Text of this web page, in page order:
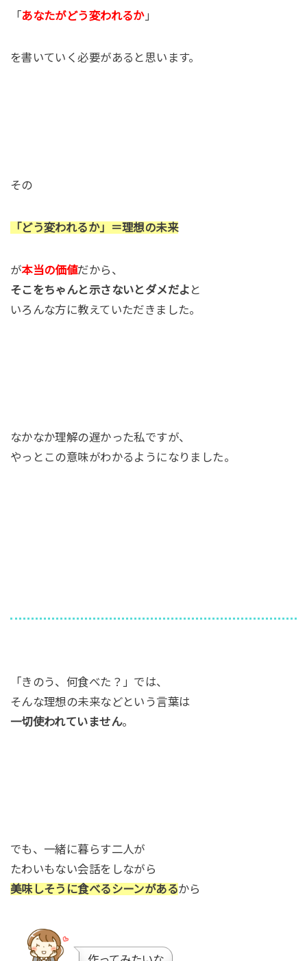
「あなたがどう変われるか」
を書いていく必要があると思います。
その
「どう変われるか」＝理想の未来
が本当の価値だから、
そこをちゃんと示さないとダメだよ と
いろんな方に教えていただきました。
なかなか理解の遅かった私ですが、
やっとこの意味がわかるようになりました。
「きのう、何食べた？」では、
そんな理想の未来などという言葉は
一切使われていません。
でも、一緒に暮らす二人が
たわいもない会話をしながら
美味しそうに食べるシーンがあるから